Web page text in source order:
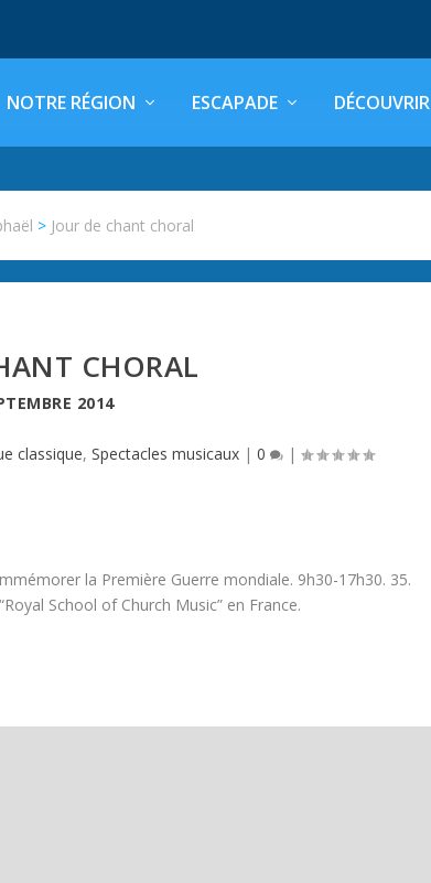
NOTRE RÉGION ESCAPADE DÉCOUVRIR
> Jour de chant choral
CHORAL
2014
classique,Spectacles musicaux |0 |
la Première Guerre mondiale. 9h30-17h30. 35.
School of Church Music” en France.